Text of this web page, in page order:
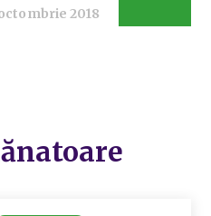
2018